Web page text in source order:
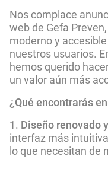
Nos complace
web de Gefa
moderno y
nuestros usuarios.
hemos querido
un valor aún más
¿Qué encontrarás
Diseño renovado
interfaz más
lo que necesitan de